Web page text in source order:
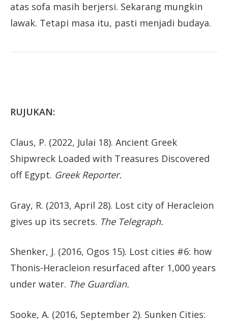
atas sofa masih berjersi. Sekarang mungkin
lawak. Tetapi masa itu, pasti menjadi budaya.
RUJUKAN:
Claus, P. (2022, Julai 18). Ancient Greek
Shipwreck Loaded with Treasures Discovered
off Egypt. Greek Reporter.
Gray, R. (2013, April 28). Lost city of Heracleion
gives up its secrets. The Telegraph.
Shenker, J. (2016, Ogos 15). Lost cities #6: how
Thonis-Heracleion resurfaced after 1,000 years
under water. The Guardian.
Sooke, A. (2016, September 2). Sunken Cities: